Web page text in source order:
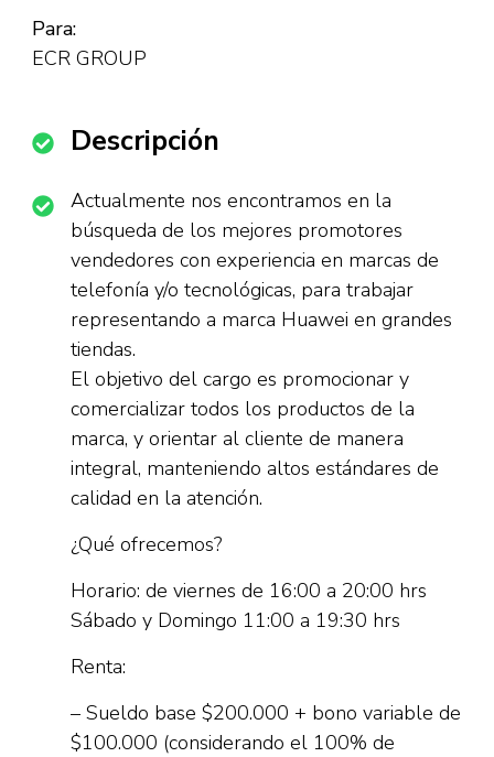
Para:
ECR GROUP
Descripción
Actualmente nos encontramos en la
búsqueda de los mejores promotores
vendedores con experiencia en marcas de
telefonía y/o tecnológicas, para trabajar
representando a marca Huawei en grandes
tiendas.
El objetivo del cargo es promocionar y
comercializar todos los productos de la
marca, y orientar al cliente de manera
integral, manteniendo altos estándares de
calidad en la atención.
¿Qué ofrecemos?
Horario: de viernes de 16:00 a 20:00 hrs
Sábado y Domingo 11:00 a 19:30 hrs
Renta:
– Sueldo base $200.000 + bono variable de
$100.000 (considerando el 100% de